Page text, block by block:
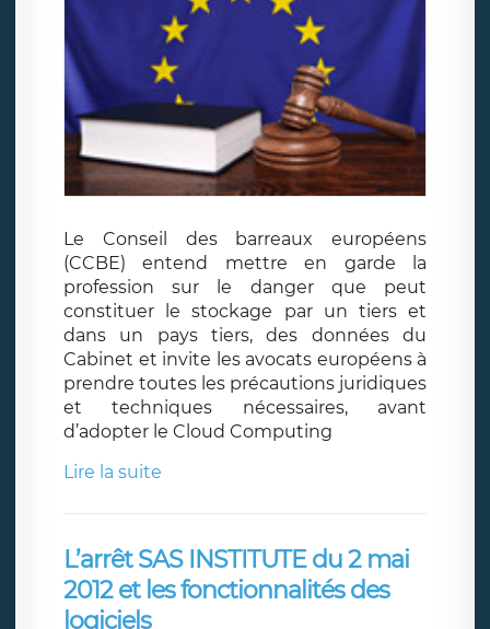
Le Conseil des barreaux européens
(CCBE) entend mettre en garde la
profession sur le danger que peut
constituer le stockage par un tiers et
dans un pays tiers, des données du
Cabinet et invite les avocats européens à
prendre toutes les précautions juridiques
et techniques nécessaires, avant
d’adopter le Cloud Computing
Lire la suite
L’arrêt SAS INSTITUTE du 2 mai
2012 et les fonctionnalités des
logiciels